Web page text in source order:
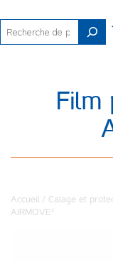
Rechercher
Film
Accueil / Calage et
AIRMOVE²